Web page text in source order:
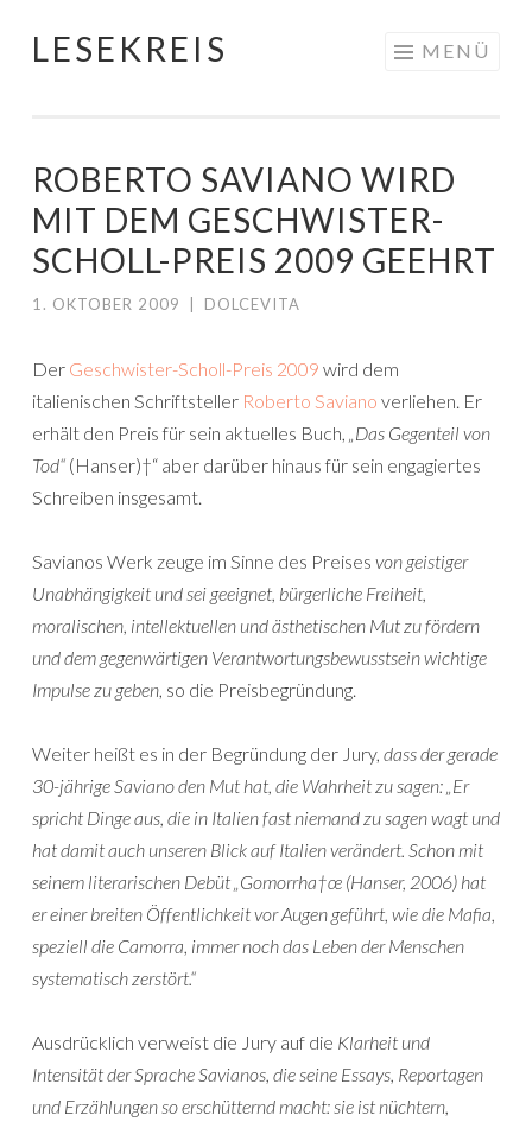
Springe
LESEKREIS MENÜ
ROBERTO SAVIANO WIRD
MIT DEM GESCHWISTER-
SCHOLL-PREIS 2009 GEEHRT
1. OKTOBER 2009 DOLCEVITA
Der Geschwister-Scholl-Preis 2009 wird dem
italienischen Schriftsteller Roberto Saviano verliehen. Er
erhält den Preis für sein aktuelles Buch, „Das Gegenteil von
Tod“ (Hanser)†“ aber darüber hinaus für sein engagiertes
Schreiben insgesamt.
Savianos Werk zeuge im Sinne des Preises von geistiger
Unabhängigkeit und sei geeignet, bürgerliche Freiheit,
moralischen, intellektuellen und ästhetischen Mut zu fördern
und dem gegenwärtigen Verantwortungsbewusstsein wichtige
Impulse zu geben, so die Preisbegründung.
Weiter heißt es in der Begründung der Jury, dass der gerade
30-jährige Saviano den Mut hat, die Wahrheit zu sagen: „Er
spricht Dinge aus, die in Italien fast niemand zu sagen wagt und
hat damit auch unseren Blick auf Italien verändert. Schon mit
seinem literarischen Debüt „Gomorrha†œ (Hanser, 2006) hat
er einer breiten Öffentlichkeit vor Augen geführt, wie die Mafia,
speziell die Camorra, immer noch das Leben der Menschen
systematisch zerstört.“
Ausdrücklich verweist die Jury auf die Klarheit und
Intensität der Sprache Savianos, die seine Essays, Reportagen
und Erzählungen so erschütternd macht: sie ist nüchtern,